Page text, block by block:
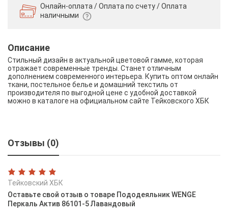
Онлайн-оплата / Оплата по счету /Оплата
наличными
Описание
Стильный дизайн в актуальной цветовой гамме, которая
отражает современные тренды. Станет отличным
дополнением современного интерьера. Купить оптом онлайн
ткани, постельное белье и домашний текстиль от
производителя по выгодной цене с удобной доставкой
можно в каталоге на официальном сайте Тейковского ХБК
Отзывы (0)
Тейковский ХБК
Оставьте свой отзыв о товаре Пододеяльник WENGE
Перкаль Актив 86101-5 Лавандовый